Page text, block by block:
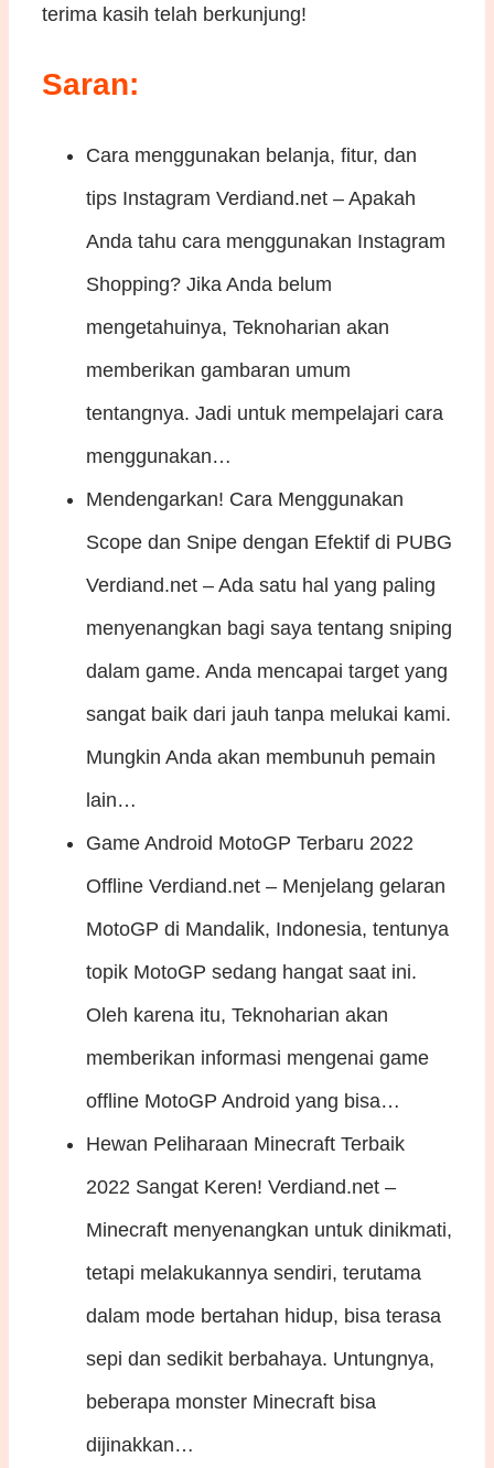
terima kasih telah berkunjung!
Saran:
Cara menggunakan belanja, fitur, dan
tips Instagram Verdiand.net – Apakah
Anda tahu cara menggunakan Instagram
Shopping? Jika Anda belum
mengetahuinya, Teknoharian akan
memberikan gambaran umum
tentangnya. Jadi untuk mempelajari cara
menggunakan…
Mendengarkan! Cara Menggunakan
Scope dan Snipe dengan Efektif di PUBG
Verdiand.net – Ada satu hal yang paling
menyenangkan bagi saya tentang sniping
dalam game. Anda mencapai target yang
sangat baik dari jauh tanpa melukai kami.
Mungkin Anda akan membunuh pemain
lain…
Game Android MotoGP Terbaru 2022
Offline Verdiand.net – Menjelang gelaran
MotoGP di Mandalik, Indonesia, tentunya
topik MotoGP sedang hangat saat ini.
Oleh karena itu, Teknoharian akan
memberikan informasi mengenai game
offline MotoGP Android yang bisa…
Hewan Peliharaan Minecraft Terbaik
2022 Sangat Keren! Verdiand.net –
Minecraft menyenangkan untuk dinikmati,
tetapi melakukannya sendiri, terutama
dalam mode bertahan hidup, bisa terasa
sepi dan sedikit berbahaya. Untungnya,
beberapa monster Minecraft bisa
dijinakkan…